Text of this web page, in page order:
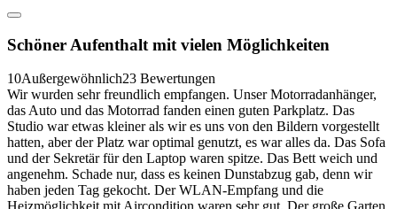
Schöner Aufenthalt mit vielen Möglichkeiten
10Außergewöhnlich23 Bewertungen
Wir wurden sehr freundlich empfangen. Unser Motorradanhänger,
das Auto und das Motorrad fanden einen guten Parkplatz. Das
Studio war etwas kleiner als wir es uns von den Bildern vorgestellt
hatten, aber der Platz war optimal genutzt, es war alles da. Das Sofa
und der Sekretär für den Laptop waren spitze. Das Bett weich und
angenehm. Schade nur, dass es keinen Dunstabzug gab, denn wir
haben jeden Tag gekocht. Der WLAN-Empfang und die